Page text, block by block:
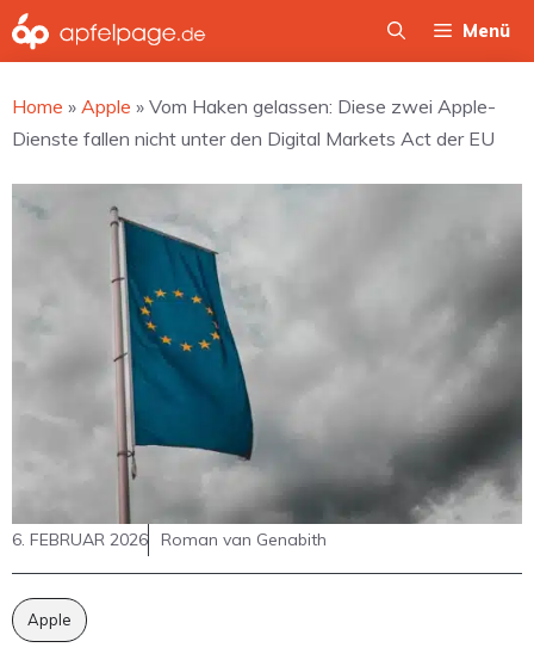
Zum
Inhalt
Menü
Home » Apple » Vom Haken gelassen: Diese zwei Apple-
Dienste fallen nicht unter den Digital Markets Act der EU
6. FEBRUAR 2026 Roman van Genabith
Apple